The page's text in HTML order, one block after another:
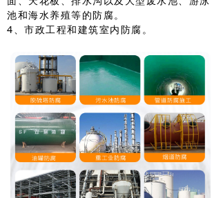
池和海水养殖等的防腐。
4、市政工程和建筑室内防腐。